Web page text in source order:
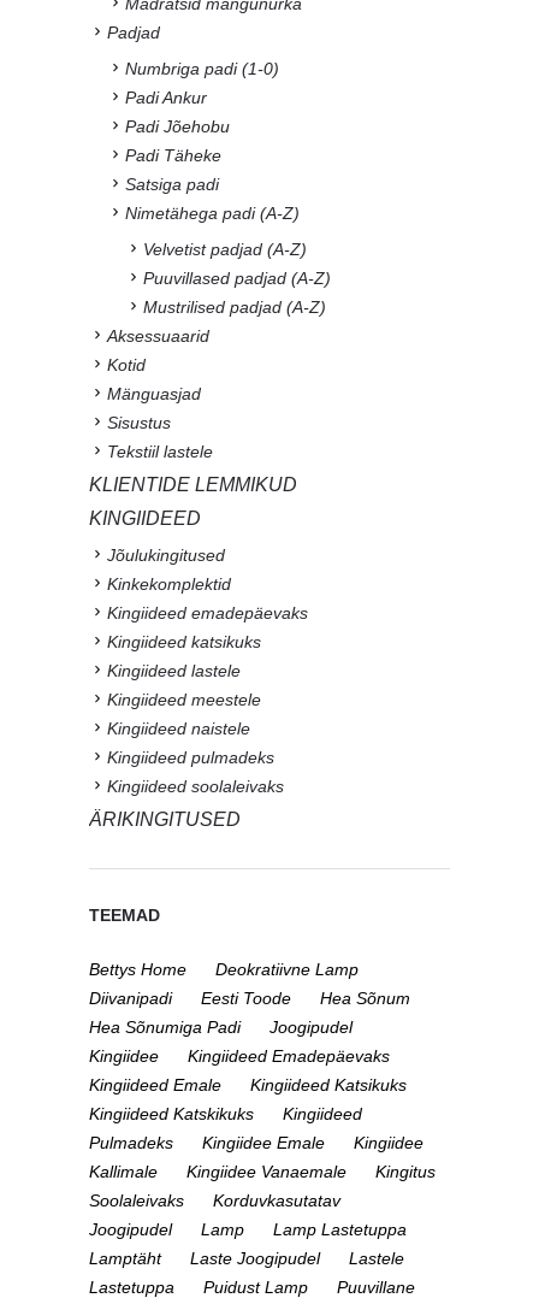
Padjad
Numbriga padi (1-0)
Padi Ankur
Padi Jõehobu
Padi Täheke
Satsiga padi
Nimetähega padi (A-Z)
Velvetist padjad (A-Z)
Puuvillased padjad (A-Z)
Mustrilised padjad (A-Z)
Aksessuaarid
Kotid
Mänguasjad
Sisustus
Tekstiil lastele
KLIENTIDE LEMMIKUD
KINGIIDEED
Jõulukingitused
Kinkekomplektid
Kingiideed emadepäevaks
Kingiideed katsikuks
Kingiideed lastele
Kingiideed meestele
Kingiideed naistele
Kingiideed pulmadeks
Kingiideed soolaleivaks
ÄRIKINGITUSED
TEEMAD
Bettys Home
Deokratiivne Lamp
Diivanipadi
Eesti Toode
Hea Sõnum
Hea Sõnumiga Padi
Joogipudel
Kingiidee
Kingiideed Emadepäevaks
Kingiideed Emale
Kingiideed Katsikuks
Kingiideed Katskikuks
Kingiideed
Pulmadeks
Kingiidee Emale
Kingiidee
Kallimale
Kingiidee Vanaemale
Kingitus
Soolaleivaks
Korduvkasutatav
Joogipudel
Lamp
Lamp Lastetuppa
Lamptäht
Laste Joogipudel
Lastele
Lastetuppa
Puidust Lamp
Puuvillane